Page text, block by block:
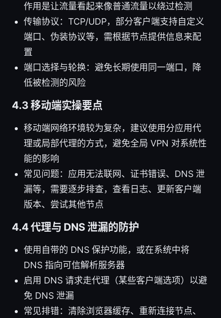
作用是让流量看起来像普通流量以绕过检测
传输协议：TCP/UDP，部分客户端支持自定义
端口、伪装协议等，需根据节点提供信息来配
置
端口选择与轮换：避免长期使用同一端口，降
低被检测的风险
4.3 移动端实操要点
移动端网络环境较为复杂，建议使用分应用代
理或局部代理的方式，避免全局 VPN 对系统性
能的影响
常见问题：应用无法联网、证书错误、DNS 泄
漏等，需要逐步排查，查看日志、更新客户端
版本、尝试其他节点
4.4 代理与 DNS 泄漏的防护
使用自带的 DNS 保护功能，或在系统中将
DNS 指向可信解析服务器
启用 DNS 请求走代理（某些客户端选项）以避
免 DNS 泄漏
常见排错：清除浏览器缓存、重新连接节点、